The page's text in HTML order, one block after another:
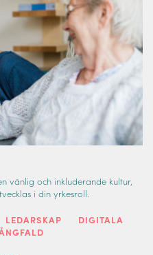
vänlig och inkluderande kultur,
i din yrkesroll.
LEDARSKAP
DIGITALA